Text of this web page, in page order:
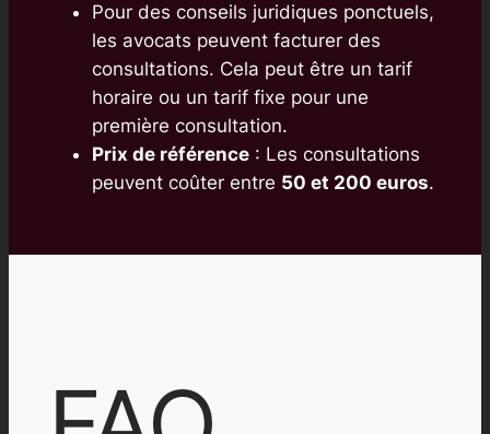
Pour des conseils juridiques ponctuels,
les avocats peuvent facturer des
consultations. Cela peut être un tarif
horaire ou un tarif fixe pour une
première consultation.
Prix de référence: Les consultations
peuvent coûter entre 50 et 200 euros.